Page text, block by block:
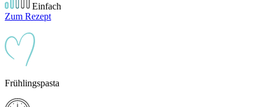
Einfach
Zum Rezept
Frühlingspasta